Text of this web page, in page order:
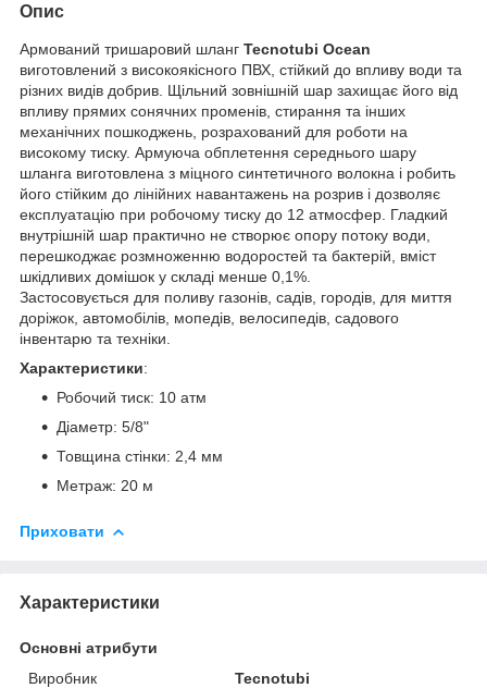
Опис
Армований тришаровий шланг Tecnotubi Ocean
виготовлений з високоякісного ПВХ, стійкий до впливу води та
різних видів добрив. Щільний зовнішній шар захищає його від
впливу прямих сонячних променів, стирання та інших
механічних пошкоджень, розрахований для роботи на
високому тиску. Армуюча обплетення середнього шару
шланга виготовлена з міцного синтетичного волокна і робить
його стійким до лінійних навантажень на розрив і дозволяє
експлуатацію при робочому тиску до 12 атмосфер. Гладкий
внутрішній шар практично не створює опору потоку води,
перешкоджає розмноженню водоростей та бактерій, вміст
шкідливих домішок у складі менше 0,1%.
Застосовується для поливу газонів, садів, городів, для миття
доріжок, автомобілів, мопедів, велосипедів, садового
інвентарю та техніки.
Характеристики:
Робочий тиск: 10 атм
Діаметр: 5/8"
Товщина стінки: 2,4 мм
Метраж: 20 м
Приховати
Характеристики
Основні атрибути
Виробник
Tecnotubi